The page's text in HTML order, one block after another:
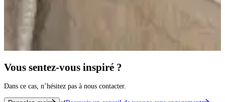
Vous sentez-vous inspiré ?
Dans ce cas, n’hésitez pas à nous contacter.